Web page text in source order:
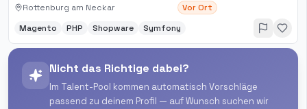
Rottenburg am Neckar
Vor Ort
Magento PHP Shopware Symfony
Nicht das Richtige dabei?
Im Talent-Pool kommen automatisch Vorschläge
passend zu deinem Profil — auf Wunsch suchen wir